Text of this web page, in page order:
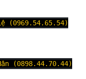
(0969.54.65.54)
(0898.44.70.44)